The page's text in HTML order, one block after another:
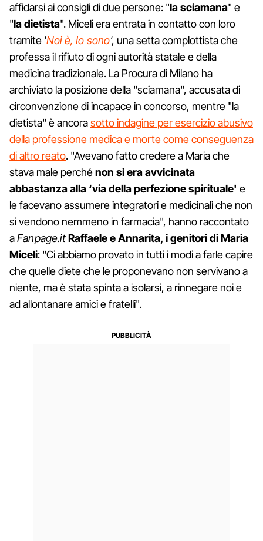
affidarsi ai consigli di due persone: "la sciamana" e
"la dietista". Miceli era entrata in contatto con loro
tramite ‘Noi è, Io sono‘, una setta complottista che
professa il rifiuto di ogni autorità statale e della
medicina tradizionale. La Procura di Milano ha
archiviato la posizione della "sciamana", accusata di
circonvenzione di incapace in concorso, mentre "la
dietista" è ancorasotto indagine per esercizio abusivo
della professione medica e morte come conseguenza
di altro reato. "Avevano fatto credere a Maria che
stava male perchénon si era avvicinata
abbastanza alla ‘via della perfezione spirituale' e
le facevano assumere integratori e medicinali che non
si vendono nemmeno in farmacia", hanno raccontato
aFanpage.itRaffaele e Annarita, i genitori di Maria
Miceli: "Ci abbiamo provato in tutti i modi a farle capire
che quelle diete che le proponevano non servivano a
niente, ma è stata spinta a isolarsi, a rinnegare noi e
ad allontanare amici e fratelli".